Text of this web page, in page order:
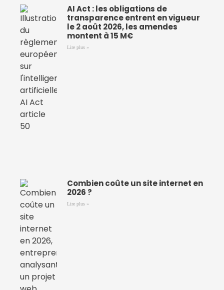
AI Act : les obligations de
transparence entrent en vigueur
le 2 août 2026, les amendes
montent à 15 M€
Lire plus »
Combien coûte un site internet en
2026 ?
Lire plus »